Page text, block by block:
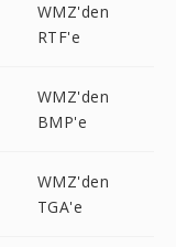
WMZ'den
RTF'e
WMZ'den
BMP'e
WMZ'den
TGA'e